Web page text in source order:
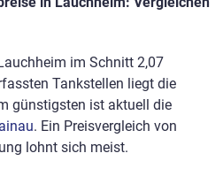
im Schnitt 2,07
Tankstellen liegt die
günstigsten ist aktuell die
. Ein Preisvergleich von
lohnt sich meist.